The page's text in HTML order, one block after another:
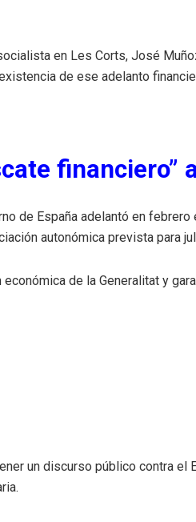
en Les Corts, José
de ese adelanto
financiero”
de España adelantó en
autonómica prevista para
de la Generalitat y
un discurso público contra el